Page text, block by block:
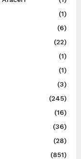
(1)
(6)
(22)
(1)
(1)
(3)
(245)
(16)
(36)
(28)
(851)